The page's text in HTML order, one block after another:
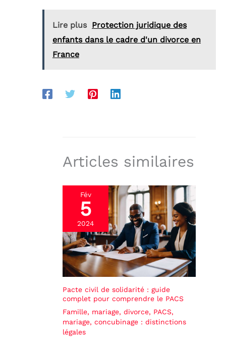
Lire plus Protection juridique des
enfants dans le cadre d'un divorce en
France
Articles similaires
Fév
5
2024
Pacte civil de solidarité : guide
complet pour comprendre le PACS
Famille, mariage, divorce, PACS,
mariage, concubinage : distinctions
légales